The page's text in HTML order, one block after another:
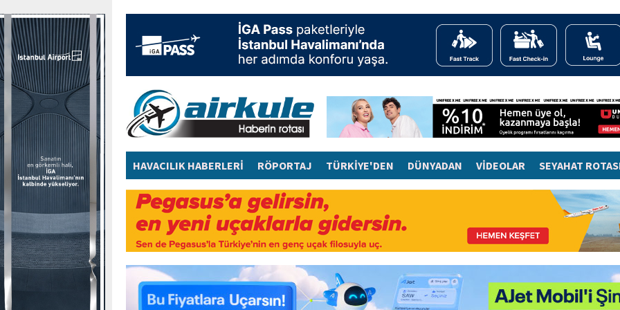
HAVACILIK HABERLERİ RÖPORTAJ TÜRKİYE'DEN DÜNYADAN VİDEOLAR SEYAHAT